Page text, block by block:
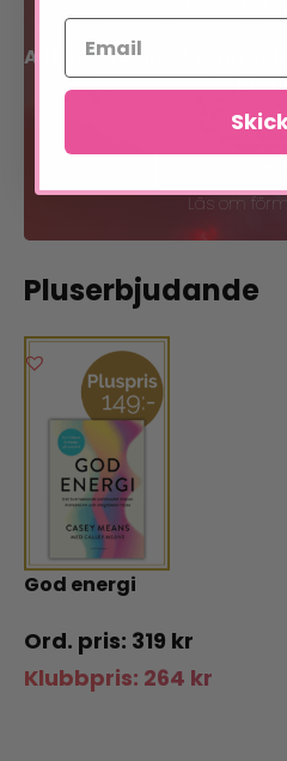
Allt inom sinne, kropp
Läs om
Pluserbjudande
God energi
319 kr
Klubbpris: 264 kr